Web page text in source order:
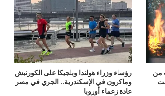
من
رؤساء وزراء هولندا وبلجيكا على الكورنيش
وماكرون في الإسكندرية.. الجري في مصر
عادة زعماء أوروبا